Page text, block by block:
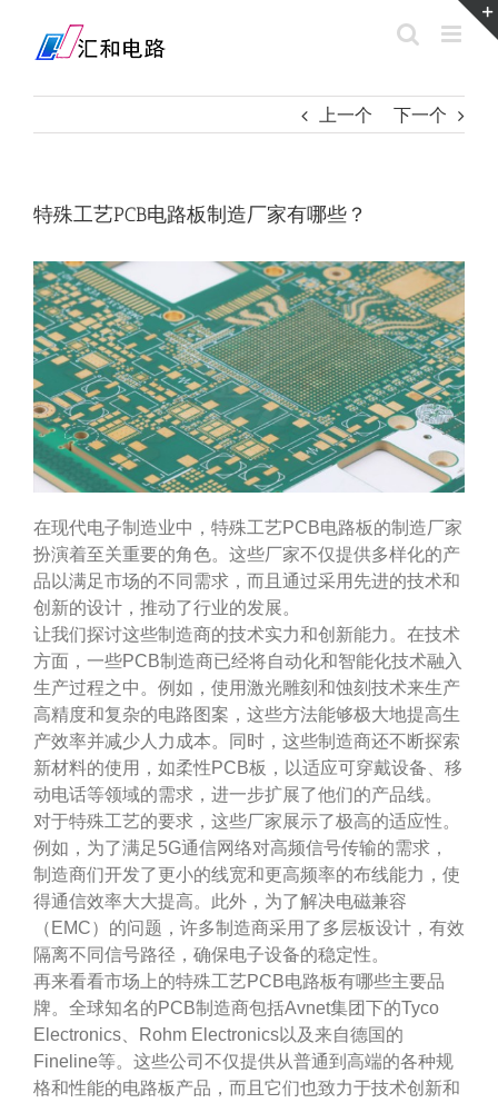
content
上一个 下一个
特殊工艺PCB电路板制造厂家有哪些？
在现代电子制造业中，特殊工艺PCB电路板的制造厂家
扮演着至关重要的角色。这些厂家不仅提供多样化的产
品以满足市场的不同需求，而且通过采用先进的技术和
创新的设计，推动了行业的发展。
让我们探讨这些制造商的技术实力和创新能力。在技术
方面，一些PCB制造商已经将自动化和智能化技术融入
生产过程之中。例如，使用激光雕刻和蚀刻技术来生产
高精度和复杂的电路图案，这些方法能够极大地提高生
产效率并减少人力成本。同时，这些制造商还不断探索
新材料的使用，如柔性PCB板，以适应可穿戴设备、移
动电话等领域的需求，进一步扩展了他们的产品线。
对于特殊工艺的要求，这些厂家展示了极高的适应性。
例如，为了满足5G通信网络对高频信号传输的需求，
制造商们开发了更小的线宽和更高频率的布线能力，使
得通信效率大大提高。此外，为了解决电磁兼容
（EMC）的问题，许多制造商采用了多层板设计，有效
隔离不同信号路径，确保电子设备的稳定性。
再来看看市场上的特殊工艺PCB电路板有哪些主要品
牌。全球知名的PCB制造商包括Avnet集团下的Tyco
Electronics、Rohm Electronics以及来自德国的
Fineline等。这些公司不仅提供从普通到高端的各种规
格和性能的电路板产品，而且它们也致力于技术创新和